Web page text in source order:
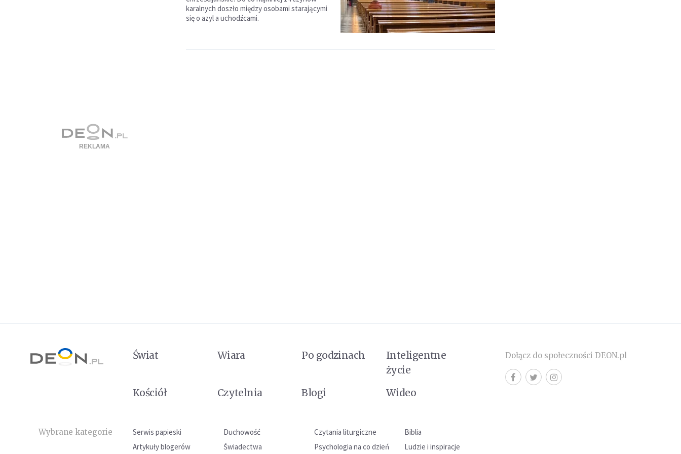
karalnych doszło między osobami starającymi
się o azyl a uchodźcami.
Świat Wiara Po godzinach
Inteligentne
życie
Kościół
Czytelnia Blogi Wideo
Wybrane kategorie Serwis papieski Duchowość Czytania liturgiczne
Biblia
Artykuły blogerów
Świadectwa Psychologia na co dzień Ludzie i inspiracje
Dołącz do społeczności DEON.pl